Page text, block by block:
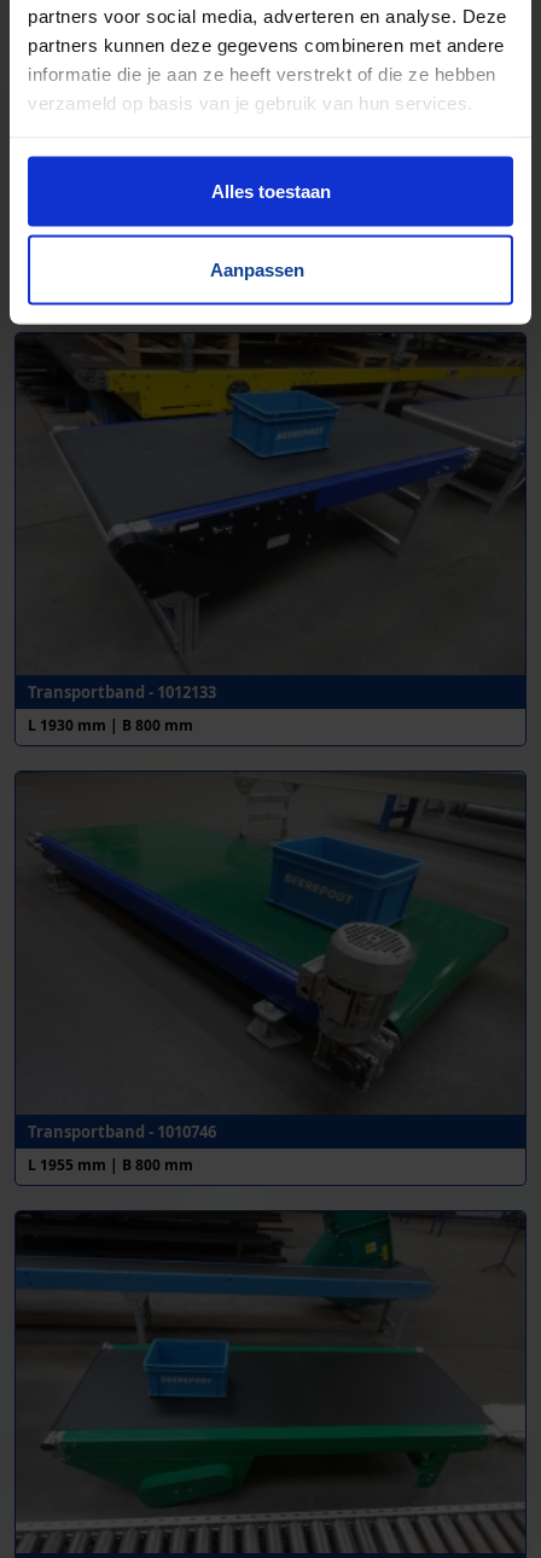
partners voor social media, adverteren en analyse. Deze
partners kunnen deze gegevens combineren met andere
informatie die je aan ze heeft verstrekt of die ze hebben
verzameld op basis van je gebruik van hun services.
Alles toestaan
Aanpassen
Transportband - 1012133
L 1930 mm | B 800 mm
Transportband - 1010746
L 1955 mm | B 800 mm